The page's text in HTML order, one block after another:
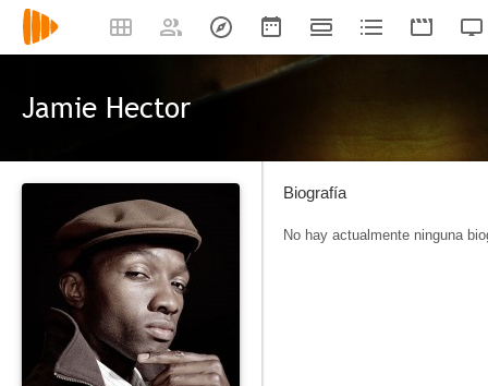
Jamie Hector
Biografía
No hay actualmente ninguna